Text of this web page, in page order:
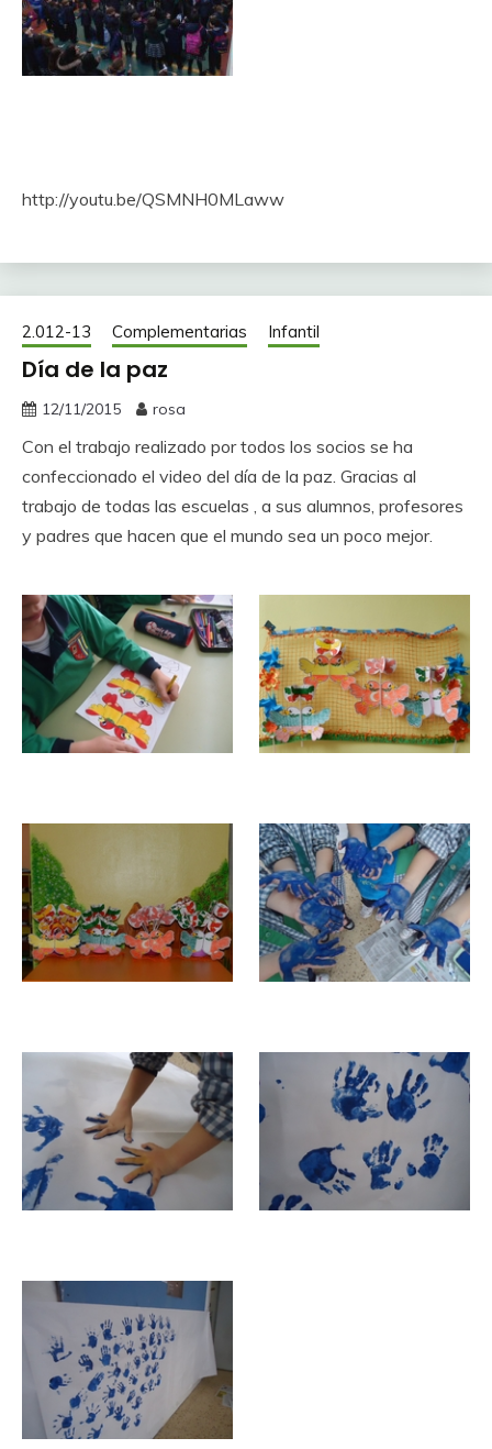
http://youtu.be/QSMNH0MLaww
2.012-13 Complementarias Infantil
Día de la paz
12/11/2015 rosa
Con el trabajo realizado por todos los socios se ha
confeccionado el video del día de la paz. Gracias al
trabajo de todas las escuelas , a sus alumnos, profesores
y padres que hacen que el mundo sea un poco mejor.